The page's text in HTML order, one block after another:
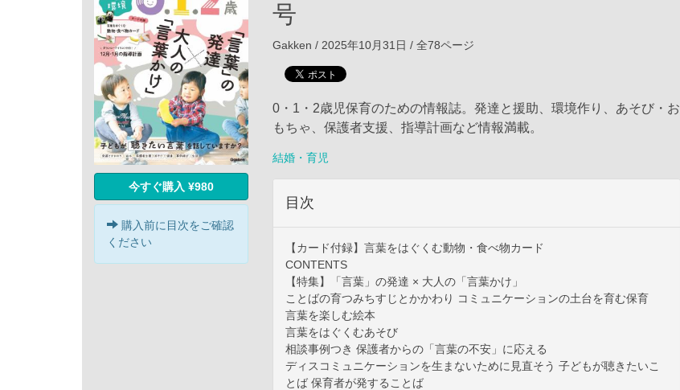
今すぐ購入 ¥980
購入前に目次をご確認
ください
号
Gakken / 2025年10月31日 / 全78ページ
0・1・2歳児保育のための情報誌。発達と援助、環境作り、あそび・お
もちゃ、保護者支援、指導計画など情報満載。
結婚・育児
目次
【カード付録】言葉をはぐくむ動物・食べ物カード
CONTENTS
【特集】「言葉」の発達 × 大人の「言葉かけ」
ことばの育つみちすじとかかわり コミュニケーションの土台を育む保育
言葉を楽しむ絵本
言葉をはぐくむあそび
相談事例つき 保護者からの「言葉の不安」に応える
ディスコミュニケーションを生まないために見直そう 子どもが聴きたいこ
とば 保育者が発することば